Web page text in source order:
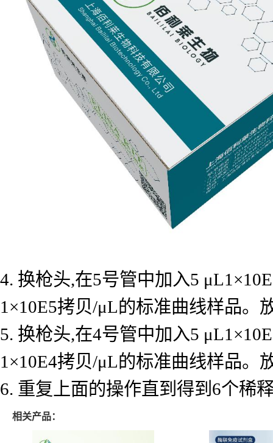
4. 换枪头,在5号管中加入5
1×10E5拷贝/μL的标准曲线样品。
5. 换枪头,在4号管中加入5
1×10E4拷贝/μL的标准曲线样品。
6. 重复上面的操作直到得到6个稀
相关产品：